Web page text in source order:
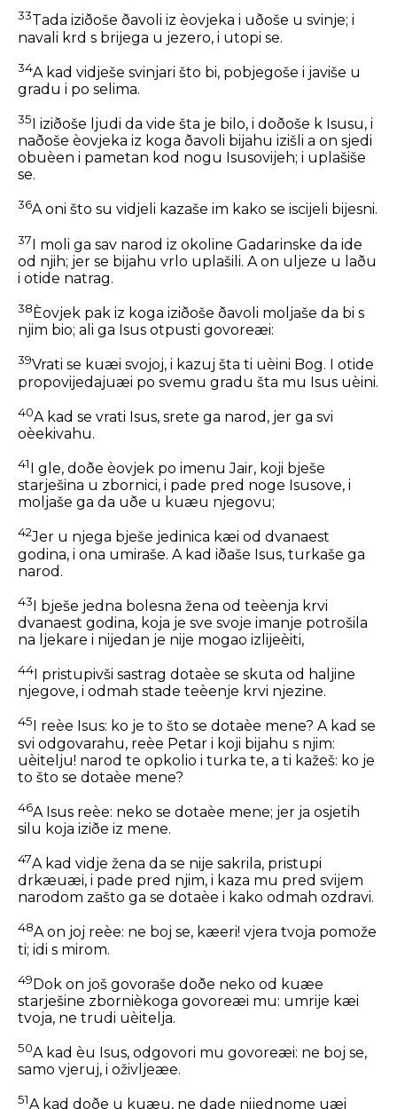
33Tada iziðoše ðavoli iz èovjeka i uðoše u svinje; i
navali krd s brijega u jezero, i utopi se.
34A kad vidješe svinjari što bi, pobjegoše i javiše u
gradu i po selima.
35
I iziðoše ljudi da vide šta je bilo, i doðoše k Isusu, i
naðoše èovjeka iz koga ðavoli bijahu izišli a on sjedi
obuèen i pametan kod nogu Isusovijeh; i uplašiše
se.
36A oni što su vidjeli kazaše im kako se iscijeli bijesni.
37I moli ga sav narod iz okoline Gadarinske da ide
od njih; jer se bijahu vrlo uplašili. A on uljeze u laðu
i otide natrag.
38 Èovjek pak iz koga iziðoše ðavoli moljaše da bi s
njim bio; ali ga Isus otpusti govoreæi:
39Vrati se kuæi svojoj, i kazuj šta ti uèini Bog. I otide
propovijedajuæi po svemu gradu šta mu Isus uèini.
40A kad se vrati Isus, srete ga narod, jer ga svi
oèekivahu.
41
I gle, doðe èovjek po imenu Jair, koji bješe
starješina u zbornici, i pade pred noge Isusove, i
moljaše ga da uðe u kuæu njegovu;
42Jer u njega bješe jedinica kæi od dvanaest
godina, i ona umiraše. A kad iðaše Isus, turkaše ga
narod.
43I bješe jedna bolesna žena od teèenja krvi
dvanaest godina, koja je sve svoje imanje potrošila
na ljekare i nijedan je nije mogao izlijeèiti,
44 I pristupivši sastrag dotaèe se skuta od haljine
njegove, i odmah stade teèenje krvi njezine.
45
I reèe Isus: ko je to što se dotaèe mene? A kad se
svi odgovarahu, reèe Petar i koji bijahu s njim:
uèitelju! narod te opkolio i turka te, a ti kažeš: ko je
to što se dotaèe mene?
46A Isus reèe: neko se dotaèe mene; jer ja osjetih
silu koja iziðe iz mene.
47A kad vidje žena da se nije sakrila, pristupi
drkæuæi, i pade pred njim, i kaza mu pred svijem
narodom zašto ga se dotaèe i kako odmah ozdravi.
48A on joj reèe: ne boj se, kæeri! vjera tvoja pomože
ti; idi s mirom.
49Dok on još govoraše doðe neko od kuæe
starješine zbornièkoga govoreæi mu: umrije kæi
tvoja, ne trudi uèitelja.
50A kad èu Isus, odgovori mu govoreæi: ne boj se,
samo vjeruj, i oživljeæe.
51A kad doðe u kuæu, ne dade nijednome uæi